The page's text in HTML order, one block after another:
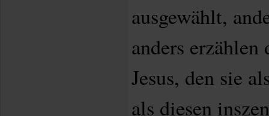
ausgewählt,
anders
Jesus, den sie
als diesen